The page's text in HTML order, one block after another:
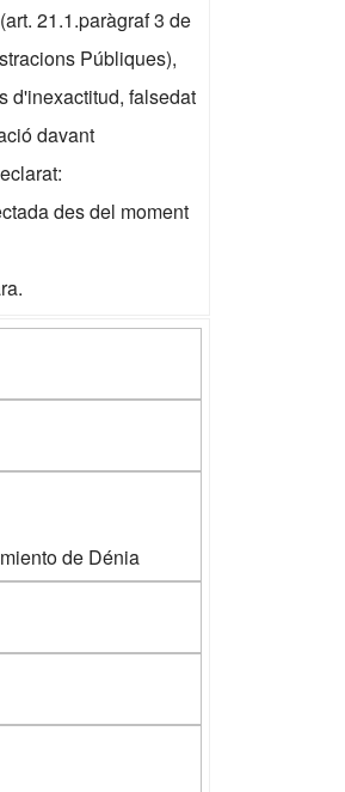
21.1.paràgraf 3 de
Públiques),
d'inexactitud, falsedat
davant
des del moment
de Dénia